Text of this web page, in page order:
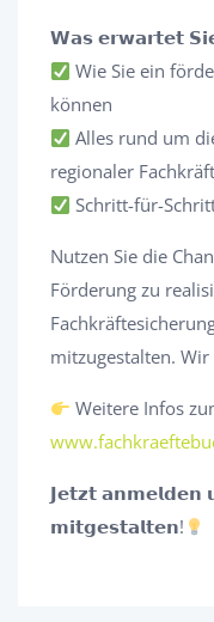
𝗪𝗮𝘀 𝗲𝗿𝘄𝗮𝗿𝘁𝗲𝘁
Wie Sie ein
können
Alles rund um
regionaler
Schritt-für-
Nutzen Sie die
Förderung zu
mitzugestalten.
Weitere Infos
𝗝𝗲𝘁𝘇𝘁 𝗮𝗻𝗺𝗲𝗹𝗱𝗲𝗻
𝗺𝗶𝘁𝗴𝗲𝘀𝘁𝗮𝗹𝘁𝗲𝗻!